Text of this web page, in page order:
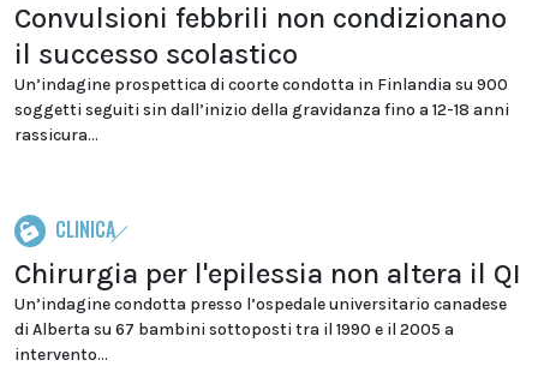
Convulsioni febbrili non condizionano
il successo scolastico
Un’indagine prospettica di coorte condotta in Finlandia su 900
soggetti seguiti sin dall’inizio della gravidanza fino a 12-18 anni
rassicura...
CLINICA
Chirurgia per l'epilessia non altera il QI
Un’indagine condotta presso l’ospedale universitario canadese
di Alberta su 67 bambini sottoposti tra il 1990 e il 2005 a
intervento...